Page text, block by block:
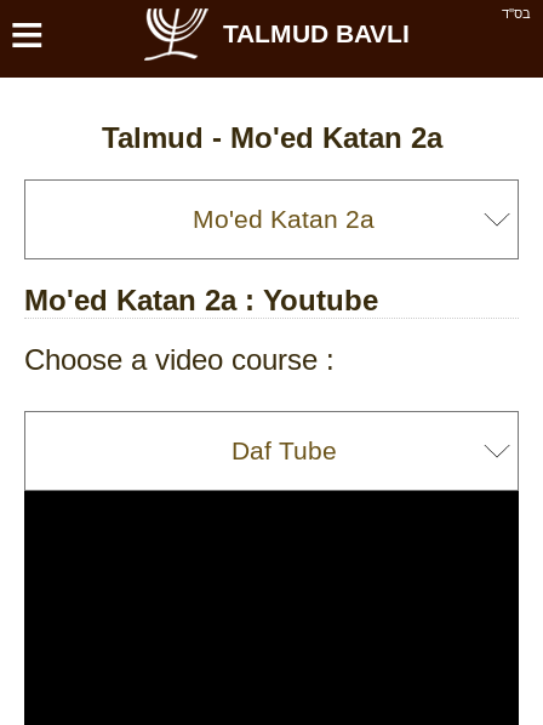
בס''ד ≡ TALMUD BAVLI
Talmud - Mo'ed Katan 2a
Mo'ed Katan 2a: Youtube
Choose a video course :